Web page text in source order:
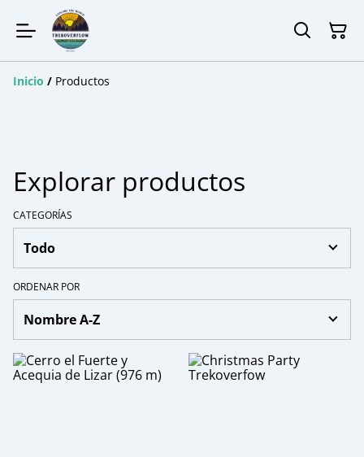
Inicio / Productos
Explorar productos
CATEGORÍAS
ORDENAR POR